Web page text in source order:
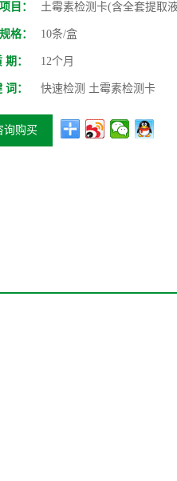
目： 土霉素检测卡(含全套提取
格： 10条/盒
期： 12个月
词： 快速检测 土霉素检测卡
询购买